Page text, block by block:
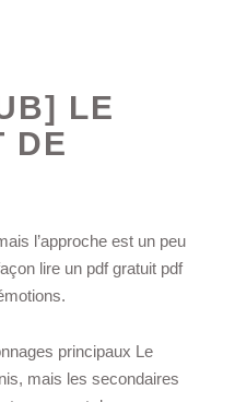
LE
DE
l’approche est un peu
lire un pdf gratuit pdf
principaux Le
mais les secondaires